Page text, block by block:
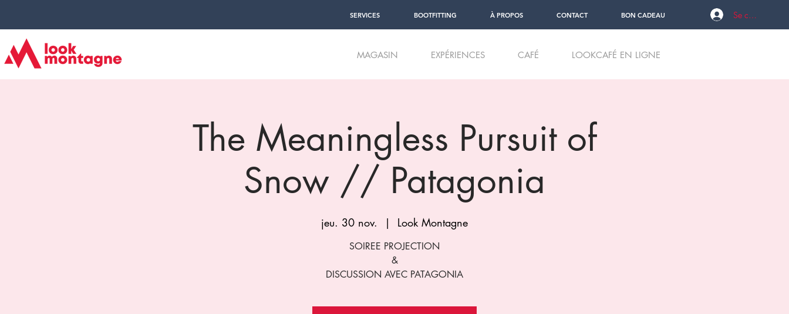
MAGASIN EXPÉRIENCES CAFÉ LOOKCAFÉ EN LIGNE
Se connecter
SERVICES BOOTFITTING À PROPOS CONTACT BON CADEAU
The Meaningless Pursuit of
Snow // Patagonia
jeu. 30 nov.
  |
Look Montagne
SOIREE PROJECTION
&
DISCUSSION AVEC PATAGONIA